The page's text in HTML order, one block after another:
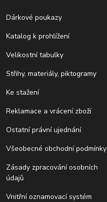
Dárkové poukazy
Katalog k prohlížení
Velikostní tabulky
Střihy, materiály, piktogramy
Ke stažení
Reklamace a vrácení zboží
Ostatní právní ujednání
Všeobecné obchodní podmínky
Zásady zpracování osobních
údajů
Vnitřní oznamovací systém